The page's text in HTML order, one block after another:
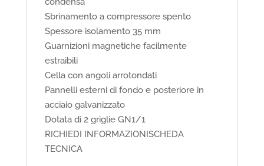
Sbrinamento a compressore spento
Spessore isolamento 35 mm
Guarnizioni magnetiche facilmente
estraibili
Cella con angoli arrotondati
Pannelli esterni di fondo e posteriore in
acciaio galvanizzato
Dotata di 2 griglie GN1/1
RICHIEDI INFORMAZIONISCHEDA
TECNICA